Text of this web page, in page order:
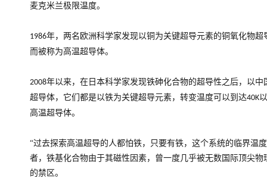
麦克米兰极限温度。
1986年，两名欧洲科学家发现以铜为关键超导元素的铜氧化物超
而被称为高温超导体。
2008年以来，在日本科学家发现铁砷化合物的超导性之后，以
超导体，它们都是以铁为关键超导元素，转变温度可以到达40K
高温超导体。
“过去探索高温超导的人都怕铁，只要有铁，这个系统的临界温
者，铁基化合物由于其磁性因素，曾一度几乎被无数国际顶尖
的禁区。